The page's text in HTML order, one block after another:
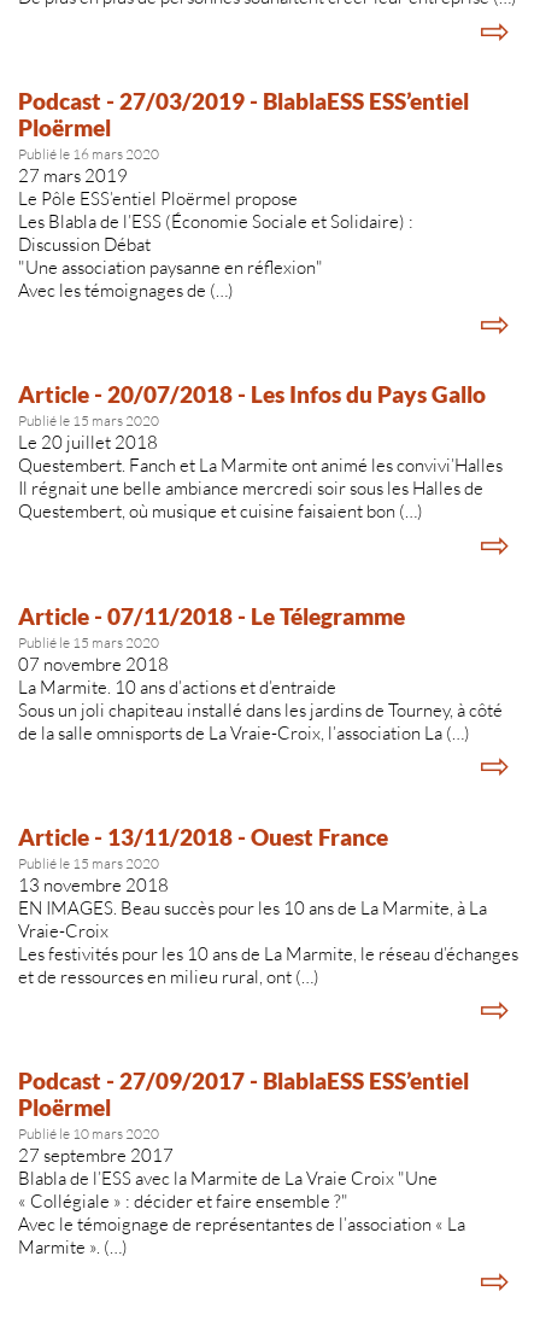
⇨
Podcast - 27/03/2019 - BlablaESS ESS’entiel
Ploërmel
Publié le 16 mars 2020
27 mars 2019
Le Pôle ESS’entiel Ploërmel propose
Les Blabla de l’ESS (Économie Sociale et Solidaire) :
Discussion Débat
"Une association paysanne en réflexion"
Avec les témoignages de (…)
⇨
Article - 20/07/2018 - Les Infos du Pays Gallo
Publié le 15 mars 2020
Le 20 juillet 2018
Questembert. Fanch et La Marmite ont animé les convivi’Halles
Il régnait une belle ambiance mercredi soir sous les Halles de
Questembert, où musique et cuisine faisaient bon (…)
⇨
Article - 07/11/2018 - Le Télegramme
Publié le 15 mars 2020
07 novembre 2018
La Marmite. 10 ans d’actions et d’entraide
Sous un joli chapiteau installé dans les jardins de Tourney, à côté
de la salle omnisports de La Vraie-Croix, l’association La (…)
⇨
Article - 13/11/2018 - Ouest France
Publié le 15 mars 2020
13 novembre 2018
EN IMAGES. Beau succès pour les 10 ans de La Marmite, à La
Vraie-Croix
Les festivités pour les 10 ans de La Marmite, le réseau d’échanges
et de ressources en milieu rural, ont (…)
⇨
Podcast - 27/09/2017 - BlablaESS ESS’entiel
Ploërmel
Publié le 10 mars 2020
27 septembre 2017
Blabla de l’ESS avec la Marmite de La Vraie Croix "Une
« Collégiale » : décider et faire ensemble ?"
Avec le témoignage de représentantes de l’association « La
Marmite ». (…)
⇨